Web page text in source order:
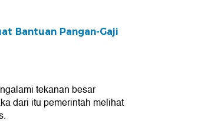
Bantuan Pangan-Gaji
tekanan besar
dari itu pemerintah melihat